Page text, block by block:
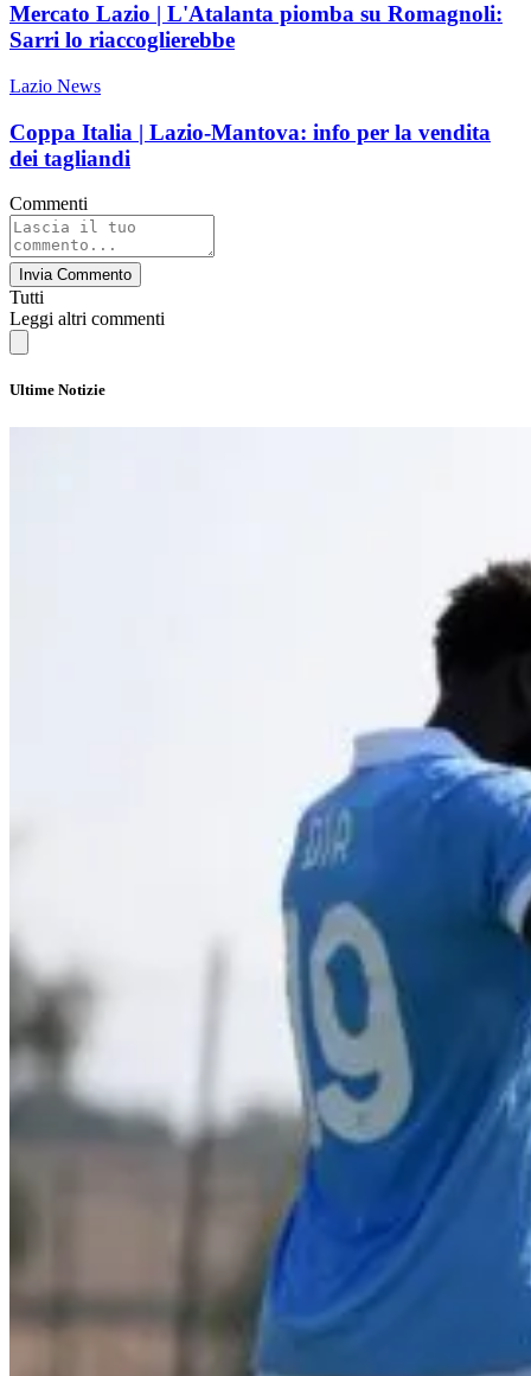
Mercato Lazio | L'Atalanta piomba su Romagnoli:
Sarri lo riaccoglierebbe
Lazio News
Coppa Italia | Lazio-Mantova: info per la vendita
dei tagliandi
Commenti
Invia Commento
Tutti
Leggi altri commenti
Ultime Notizie